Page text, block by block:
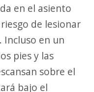
en el asiento
de lesionar
Incluso en un
pies y las
sobre el
bajo el